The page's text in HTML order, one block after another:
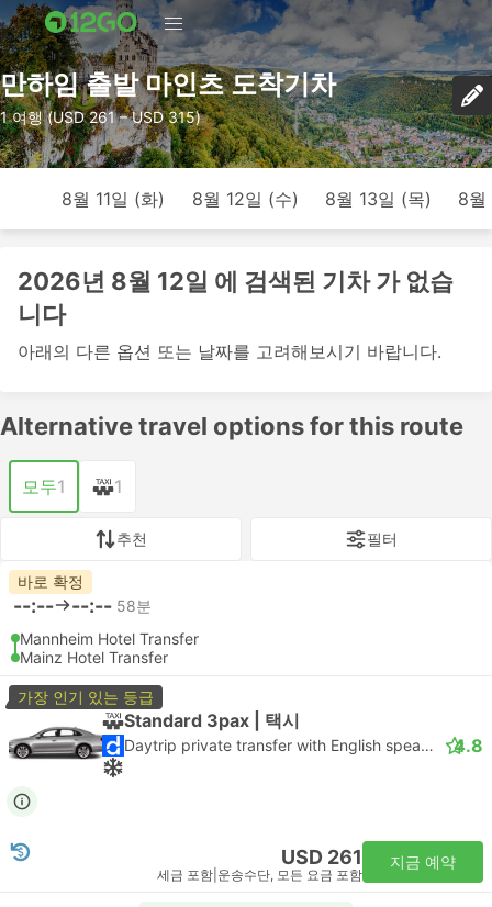
만하임 출발 마인츠 도착기차
1 여행 (USD 261 – USD 315)
8월 11일 (화) 8월 12일 (수) 8월 13일 (목) 8월
2026년 8월 12일 에 검색된 기차 가 없습
니다
아래의 다른 옵션 또는 날짜를 고려해보시기 바랍니다.
Alternative travel options for this route
모두1 1
추천 필터
바로 확정
--:-- --:-- 58분
Mannheim Hotel Transfer
Mainz Hotel Transfer
가장 인기 있는 등급
Standard 3pax | 택시
Daytrip private transfer with English speaking driver 4.8
USD 261
세금 포함 운송수단, 모든 요금 포함
지금 예약